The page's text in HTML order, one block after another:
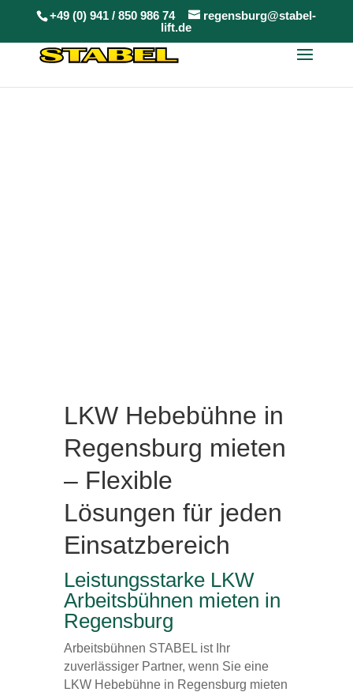
+49 (0) 941 / 850 986 74
regensburg@stabel-
lift.de
LKW Hebebühne in
Regensburg mieten
– Flexible
Lösungen für jeden
Einsatzbereich
Leistungsstarke LKW
Arbeitsbühnen mieten in
Regensburg
Arbeitsbühnen STABEL ist Ihr
zuverlässiger Partner, wenn Sie eine
LKW Hebebühne in Regensburg mieten